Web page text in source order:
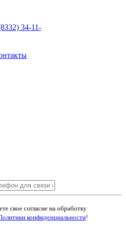
34-11-
свое согласие на обработку
конфиденциальности!